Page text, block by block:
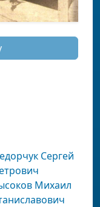
Сергей
Михаил